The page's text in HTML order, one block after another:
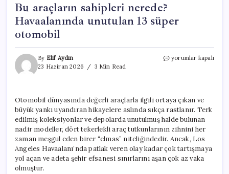
Bu araçların sahipleri nerede?
Havaalanında unutulan 13 süper
otomobil
By Elif Aydın
23 Haziran 2026
3 Min Read
Bu
unutulan
13
süper
otomobil
için
yorumlar kapalı
Otomobil dünyasında değerli araçlarla ilgili ortaya çıkan ve
büyük yankı uyandıran hikayelere aslında sıkça rastlanır. Terk
edilmiş koleksiyonlar ve depolarda unutulmuş halde bulunan
nadir modeller, dört tekerlekli araç tutkunlarının zihnini her
zaman meşgul eden birer “elmas” niteliğindedir. Ancak, Los
Angeles Havaalanı’nda patlak veren olay kadar çok tartışmaya
yol açan ve adeta şehir efsanesi sınırlarını aşan çok az vaka
olmuştur.